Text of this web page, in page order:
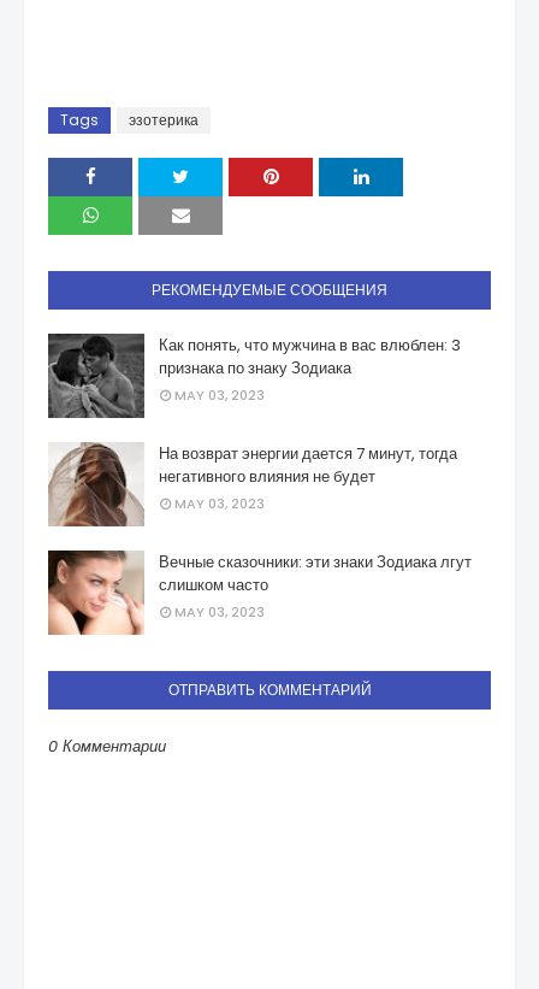
Tags эзотерика
РЕКОМЕНДУЕМЫЕ СООБЩЕНИЯ
Как понять, что мужчина в вас влюблен: 3
признака по знаку Зодиака
MAY 03, 2023
На возврат энергии дается 7 минут, тогда
негативного влияния не будет
MAY 03, 2023
Вечные сказочники: эти знаки Зодиака лгут
слишком часто
MAY 03, 2023
ОТПРАВИТЬ КОММЕНТАРИЙ
0 Комментарии